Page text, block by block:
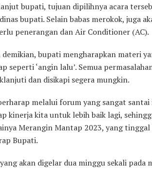
bupati, tujuan dipilihnya acara
bupati. Selain babas merokok, juga
penerangan dan Air Conditioner (AC).
demikian, bupati mengharapkan materi
seperti ‘angin lalu’. Semua
dan disikapi segera mungkin.
berharap melalui forum yang sangat
kinerja kita untuk lebih baik lagi,
Merangin Mantap 2023, yang
Bupati.
akan digelar dua minggu sekali pada